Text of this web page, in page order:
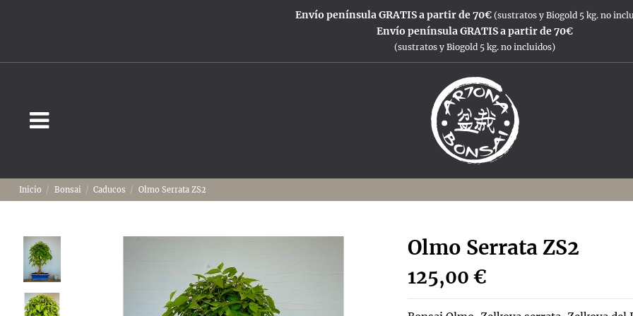
Envío península GRATIS a partir de 70€ (sustratos y Biogold 5 kg. no
Envío península GRATIS a partir de 70€
(sustratos y Biogold 5 kg. no incluidos)
Inicio Bonsai Caducos Olmo Serrata ZS2
Olmo Serrata ZS2
125,00 €